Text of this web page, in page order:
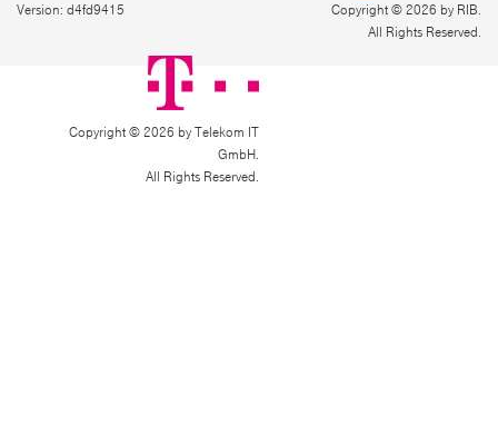
Version: d4fd9415
Copyright © 2026 by RIB.
All Rights Reserved.
Copyright © 2026 by Telekom IT
GmbH.
All Rights Reserved.